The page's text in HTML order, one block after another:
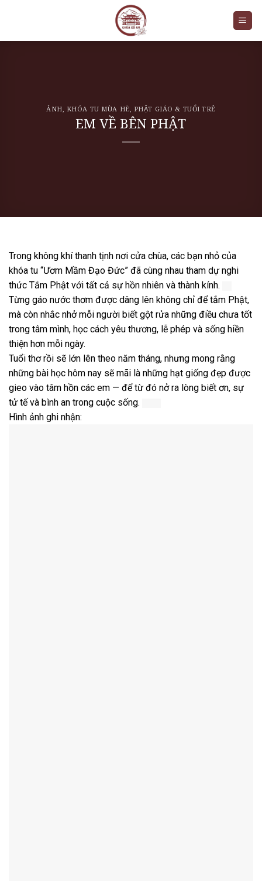
ẢNH KHÓA TU MÙA HÈ PHẬT GIÁO & TUỔI TRẺ
EM VỀ BÊN PHẬT
Trong không khí thanh tịnh nơi cửa chùa, các bạn nhỏ của
khóa tu “Ươm Mầm Đạo Đức” đã cùng nhau tham dự nghi
thức Tắm Phật với tất cả sự hồn nhiên và thành kính.
Từng gáo nước thơm được dâng lên không chỉ để tắm Phật,
mà còn nhắc nhở mỗi người biết gột rửa những điều chưa tốt
trong tâm mình, học cách yêu thương, lễ phép và sống hiền
thiện hơn mỗi ngày.
Tuổi thơ rồi sẽ lớn lên theo năm tháng, nhưng mong rằng
những bài học hôm nay sẽ mãi là những hạt giống đẹp được
gieo vào tâm hồn các em — để từ đó nở ra lòng biết ơn, sự
tử tế và bình an trong cuộc sống.
Hình ảnh ghi nhận: